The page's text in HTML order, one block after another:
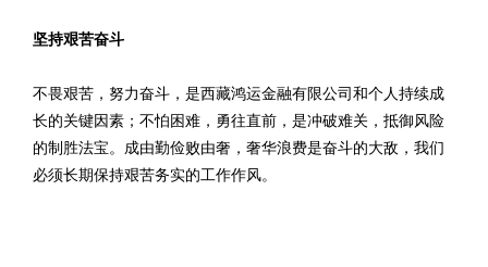
坚持艰苦奋斗
不畏艰苦，努力奋斗，是西藏鸿运金融有限公司和个人持续成
长的关键因素；不怕困难，勇往直前，是冲破难关，抵御风险
的制胜法宝。成由勤俭败由奢，奢华浪费是奋斗的大敌，我们
必须长期保持艰苦务实的工作作风。